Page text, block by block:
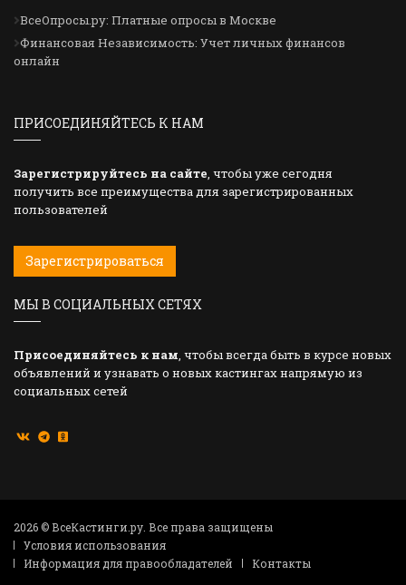
ВсеОпросы.ру: Платные опросы в Москве
Финансовая Независимость: Учет личных финансов
онлайн
ПРИСОЕДИНЯЙТЕСЬ К НАМ
Зарегистрируйтесь на сайте, чтобы уже сегодня
получить все преимущества для зарегистрированных
пользователей
Зарегистрироваться
МЫ В СОЦИАЛЬНЫХ СЕТЯХ
Присоединяйтесь к нам, чтобы всегда быть в курсе новых
объявлений и узнавать о новых кастингах напрямую из
социальных сетей
2026 © ВсеКастинги.ру. Все права защищены
Условия использования
Информация для правообладателей
Контакты